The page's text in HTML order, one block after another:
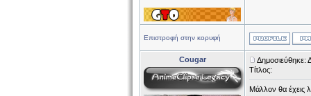
Επιστροφή στην κορυφή
Cougar
Δημοσιεύθηκε:
Τίτλος:
Μάλλον θα έχεις